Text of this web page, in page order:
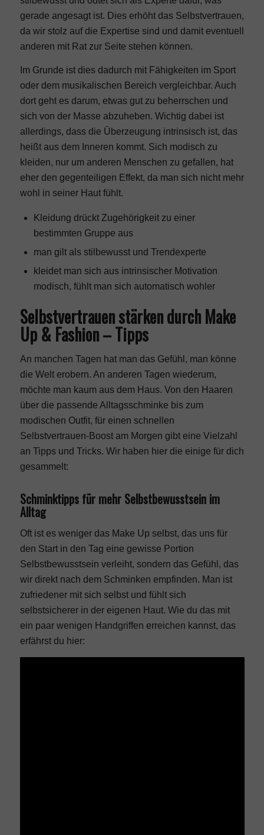
gerade angesagt ist. Dies erhöht das Selbstvertrauen,
da wir stolz auf die Expertise sind und damit eventuell
anderen mit Rat zur Seite stehen können.
Im Grunde ist dies dadurch mit Fähigkeiten im Sport
oder dem musikalischen Bereich vergleichbar. Auch
dort geht es darum, etwas gut zu beherrschen und
sich von der Masse abzuheben. Wichtig dabei ist
allerdings, dass die Überzeugung intrinsisch ist, das
heißt aus dem Inneren kommt. Sich modisch zu
kleiden, nur um anderen Menschen zu gefallen, hat
eher den gegenteiligen Effekt, da man sich nicht mehr
wohl in seiner Haut fühlt.
Kleidung drückt Zugehörigkeit zu einer
bestimmten Gruppe aus
man gilt als stilbewusst und Trendexperte
kleidet man sich aus intrinsischer Motivation
modisch, fühlt man sich automatisch wohler
Selbstvertrauen stärken durch Make
Up & Fashion – Tipps
An manchen Tagen hat man das Gefühl, man könne
die Welt erobern. An anderen Tagen wiederum,
möchte man kaum aus dem Haus. Von den Haaren
über die passende Alltagsschminke bis zum
modischen Outfit, für einen schnellen
Selbstvertrauen-Boost am Morgen gibt eine Vielzahl
an Tipps und Tricks. Wir haben hier die einige für dich
gesammelt:
Schminktipps für mehr Selbstbewusstsein im
Alltag
Oft ist es weniger das Make Up selbst, das uns für
den Start in den Tag eine gewisse Portion
Selbstbewusstsein verleiht, sondern das Gefühl, das
wir direkt nach dem Schminken empfinden. Man ist
zufriedener mit sich selbst und fühlt sich
selbstsicherer in der eigenen Haut. Wie du das mit
ein paar wenigen Handgriffen erreichen kannst, das
erfährst du hier: